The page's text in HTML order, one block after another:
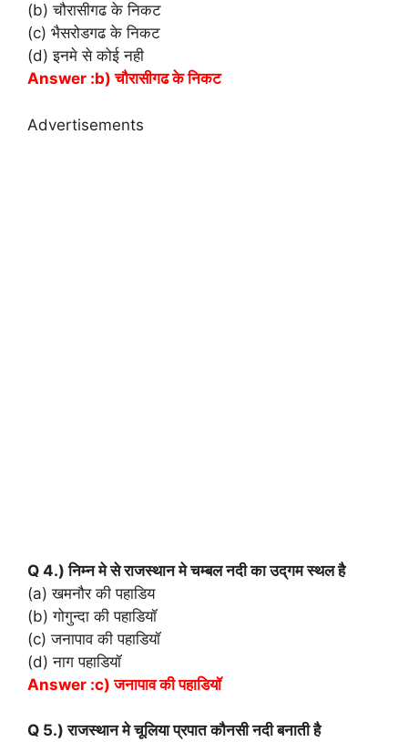
(b) चौरासीगढ के निकट
(c) भैसरोडगढ के निकट
(d) इनमे से कोई नही
Answer :b) चौरासीगढ के निकट
Advertisements
Q 4.) निम्न मे से राजस्थान मे चम्बल नदी का उद्‌गम स्थल है
(a) खमनौर की पहाडिय
(b) गोगुन्दा की पहाडियॉ
(c) जनापाव की पहाडियॉ
(d) नाग पहाडियॉ
Answer :c) जनापाव की पहाडियॉ
Q 5.) राजस्थान मे चूलिया प्रपात कौनसी नदी बनाती है